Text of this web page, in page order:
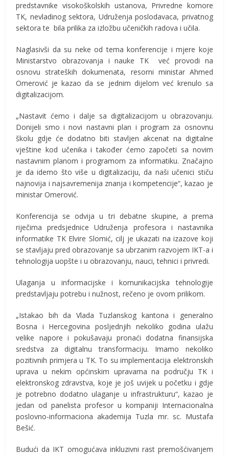
predstavnike visokoškolskih ustanova, Privredne komore
TK, nevladinog sektora, Udruženja poslodavaca, privatnog
sektora te bila prilika za izložbu učeničkih radova i učila.
Naglasivši da su neke od tema konferencije i mjere koje
Ministarstvo obrazovanja i nauke TK već provodi na
osnovu strateških dokumenata, resorni ministar Ahmed
Omerović je kazao da se jednim dijelom već krenulo sa
digitalizacijom.
„Nastavit ćemo i dalje sa digitalizacijom u obrazovanju.
Donijeli smo i novi nastavni plan i program za osnovnu
školu gdje će dodatno biti stavljen akcenat na digitalne
vještine kod učenika i također ćemo započeti sa novim
nastavnim planom i programom za informatiku. Značajno
je da idemo što više u digitalizaciju, da naši učenici stiču
najnovija i najsavremenija znanja i kompetencije“, kazao je
ministar Omerović.
Konferencija se odvija u tri debatne skupine, a prema
riječima predsjednice Udruženja profesora i nastavnika
informatike TK Elvire Slomić, cilj je ukazati na izazove koji
se stavljaju pred obrazovanje sa ubrzanim razvojem IKT-a i
tehnologija uopšte i u obrazovanju, nauci, tehnici i privredi.
Ulaganja u informacijske i komunikacijska tehnologije
predstavljaju potrebu i nužnost, rečeno je ovom prilikom.
„Istakao bih da Vlada Tuzlanskog kantona i generalno
Bosna i Hercegovina posljednjih nekoliko godina ulažu
velike napore i pokušavaju pronaći dodatna finansijska
sredstva za digitalnu transformaciju. Imamo nekoliko
pozitivnih primjera u TK. To su implementacija elektronskih
uprava u nekim općinskim upravama na području TK i
elektronskog zdravstva, koje je još uvijek u početku i gdje
je potrebno dodatno ulaganje u infrastrukturu“, kazao je
jedan od panelista profesor u kompaniji Internacionalna
poslovno-informaciona akademija Tuzla mr. sc. Mustafa
Bešić.
Budući da IKT omogućava inkluzivni rast premošćivanjem